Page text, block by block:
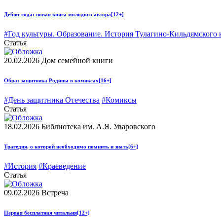
Дебют года: новая книга молодого автора[12+]
#Год культуры. Образование. История Тулагино-Кильдямского
Статья
20.02.2026 Дом семейной книги
Образ защитника Родины в комиксах[16+]
#День защитника Отечества #Комиксы
Статья
18.02.2026 Библиотека им. А.Я. Уваровского
Трагедия, о которой необходимо помнить и знать[6+]
#История #Краеведение
Статья
09.02.2026 Встреча
Первая бесплатная читальня[12+]